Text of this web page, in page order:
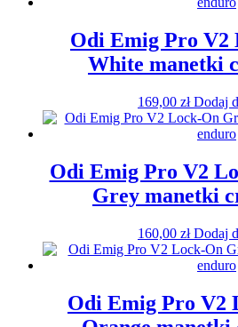
Odi Emig Pro V2
White manetki
169,00 zł Dodaj
Odi Emig Pro V2
Grey manetki
160,00 zł Dodaj
Odi Emig Pro V2